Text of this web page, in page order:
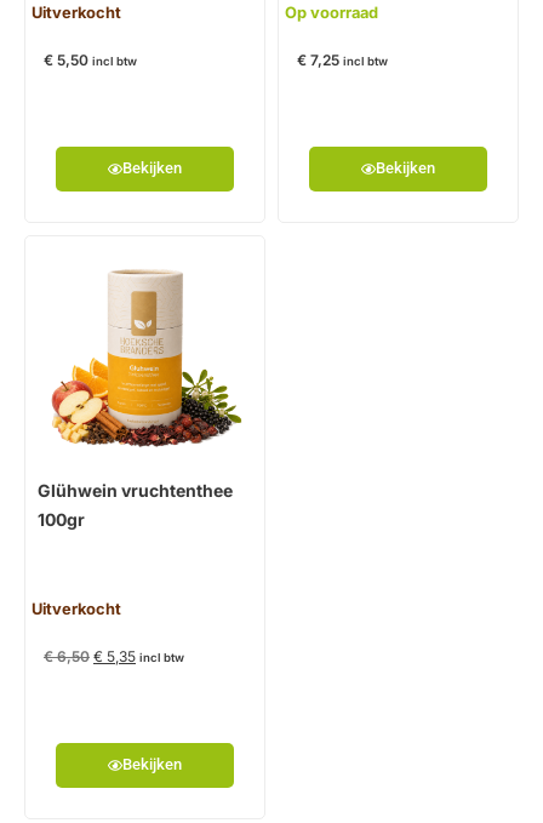
Uitverkocht
€ 5,50 incl btw
Bekijken
Op voorraad
€ 7,25 incl btw
Bekijken
Glühwein vruchtenthee
100gr
Uitverkocht
€6,50 € 5,35 incl btw
Bekijken